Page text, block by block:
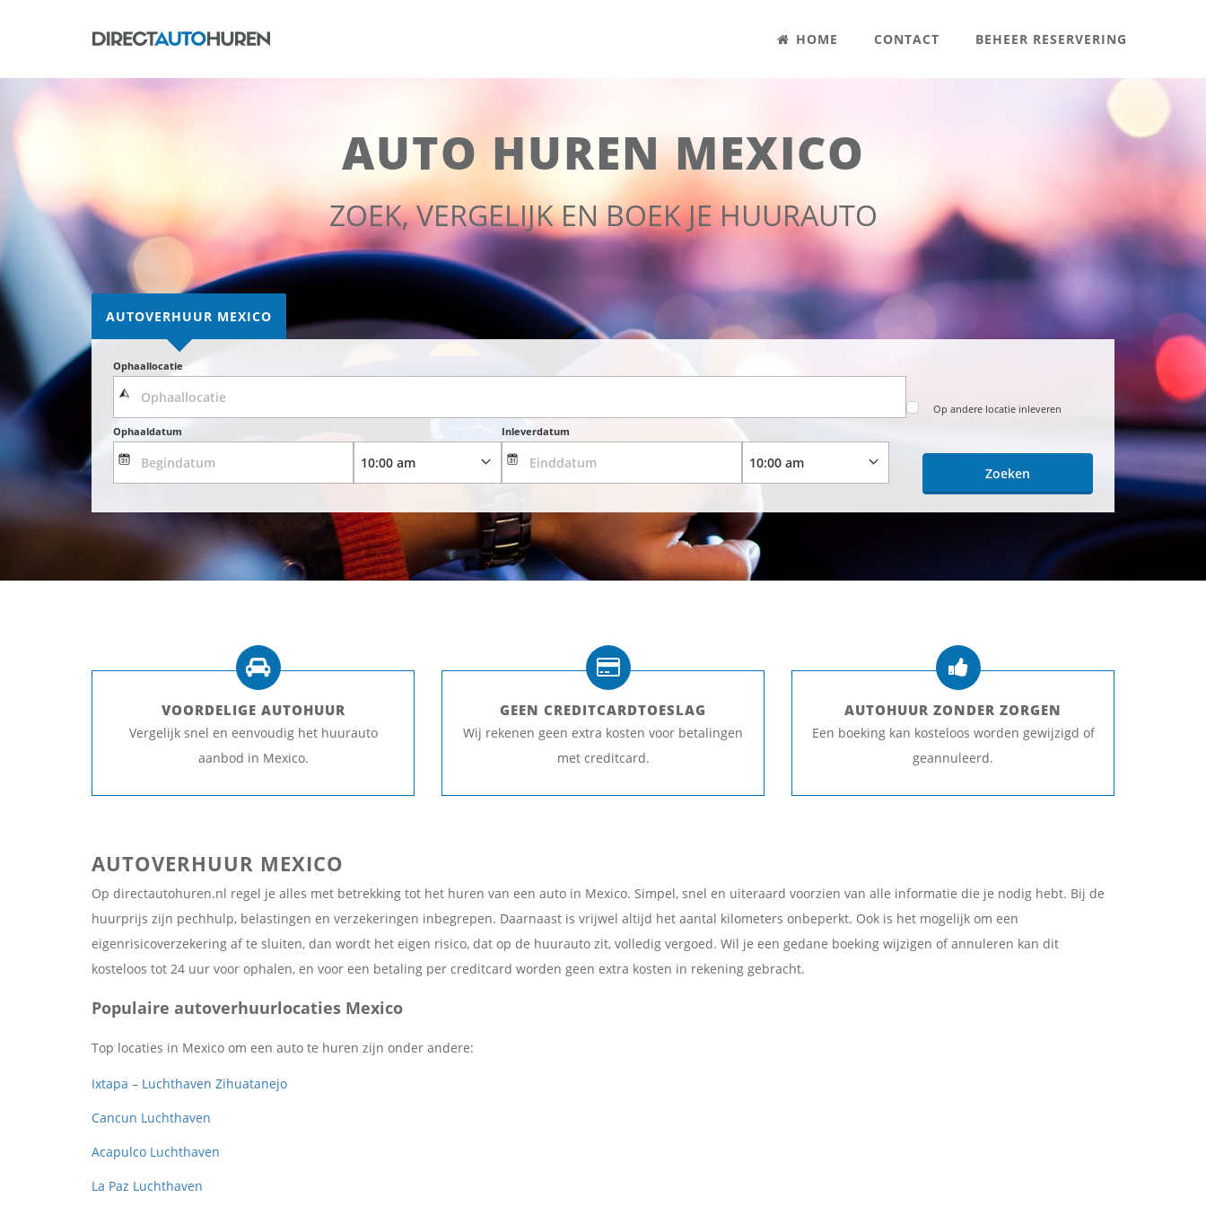
HOME CONTACT BEHEER RESERVERING
AUTO HUREN MEXICO
ZOEK, VERGELIJK EN BOEK JE HUURAUTO
AUTOVERHUUR MEXICO
Ophaallocatie
Op andere locatie inleveren
Ophaaldatum
Inleverdatum
Zoeken
VOORDELIGE AUTOHUUR
Vergelijk snel en eenvoudig het huurauto
aanbod in Mexico.
GEEN CREDITCARDTOESLAG
Wij rekenen geen extra kosten voor betalingen
met creditcard.
AUTOHUUR ZONDER ZORGEN
Een boeking kan kosteloos worden gewijzigd of
geannuleerd.
AUTOVERHUUR MEXICO
Op directautohuren.nl regel je alles met betrekking tot het huren van een auto in Mexico. Simpel, snel en uiteraard voorzien van alle informatie die je nodig hebt. Bij de
huurprijs zijn pechhulp, belastingen en verzekeringen inbegrepen. Daarnaast is vrijwel altijd het aantal kilometers onbeperkt. Ook is het mogelijk om een
eigenrisicoverzekering af te sluiten, dan wordt het eigen risico, dat op de huurauto zit, volledig vergoed. Wil je een gedane boeking wijzigen of annuleren kan dit
kosteloos tot 24 uur voor ophalen, en voor een betaling per creditcard worden geen extra kosten in rekening gebracht.
Populaire autoverhuurlocaties Mexico
Top locaties in Mexico om een auto te huren zijn onder andere:
Ixtapa – Luchthaven Zihuatanejo
Cancun Luchthaven
Acapulco Luchthaven
La Paz Luchthaven